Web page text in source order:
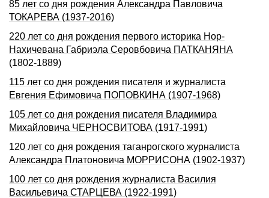
85 лет со дня рождения Александра Павловича
ТОКАРЕВА (1937-2016)
220 лет со дня рождения первого историка Нор-
Нахичевана Габриэла Серовбовича ПАТКАНЯНА
(1802-1889)
115 лет со дня рождения писателя и журналиста
Евгения Ефимовича ПОПОВКИНА (1907-1968)
105 лет со дня pождения писателя Владимиpа
Михайловича ЧЕРHОСВИТОВА (1917-1991)
120 лет со дня рождения таганрогского журналиста
Александра Платоновича МОРРИСОНА (1902-1937)
100 лет со дня рождения журналиста Василия
Васильевича СТАРЦЕВА (1922‑1991)